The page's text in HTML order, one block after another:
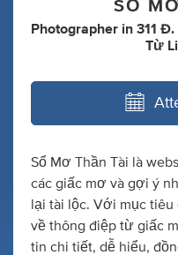
SỔ
Photographer in 311
Từ
Sổ Mơ Thần Tài là
các giấc mơ và gợi ý
lại tài lộc. Với mục
về thông điệp từ giấc
tin chi tiết, dễ hiểu,